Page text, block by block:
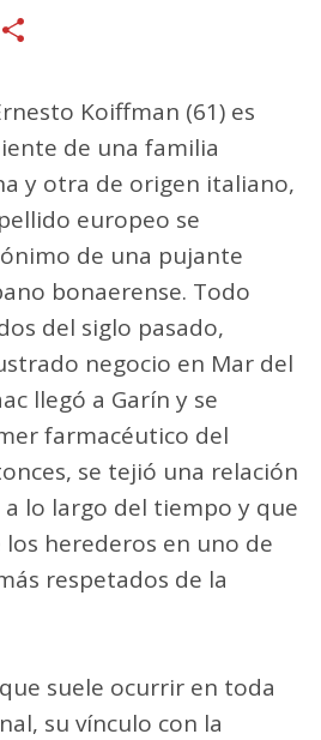
Email
Koiffman (61) es
de una familia
y otra de origen italiano,
europeo se
de una pujante
bonaerense. Todo
del siglo pasado,
negocio en Mar del
llegó a Garín y se
farmacéutico del
se tejió una relación
lo largo del tiempo y que
herederos en uno de
respetados de la
suele ocurrir en toda
su vínculo con la